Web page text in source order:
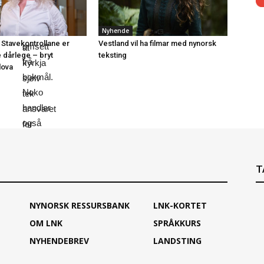
er
blitt
omsett
frå
bokmål.
Noko
handlar
også
få
har
er
betre
at
kyrkja
sjølv
tek
ansvaret
for
er
dårlege – bryt
Nyhende
Vestland vil ha filmar med nynorsk
teksting
NYNORSK RESSURSBANK
OM LNK
NYHENDEBREV
LNK-KORTET
SPRÅKKURS
LANDSTING